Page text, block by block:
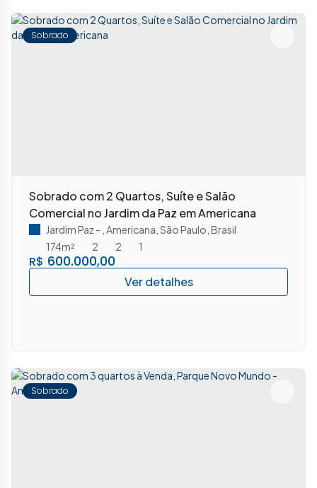
Sobrado
Sobrado com 2 Quartos, Suíte e Salão
Comercial no Jardim da Paz em Americana
R$ 600.000,00
Jardim Paz Americana São Paulo Brasil
2
2
174m² 1
Sobrado